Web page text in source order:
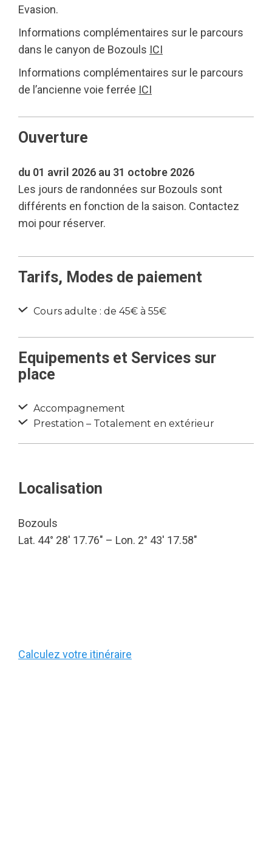
Evasion.
Informations complémentaires sur le parcours
dans le canyon de Bozouls ICI
Informations complémentaires sur le parcours
de l’ancienne voie ferrée ICI
Ouverture
du 01 avril 2026 au 31 octobre 2026
Les jours de randonnées sur Bozouls sont
différents en fonction de la saison. Contactez
moi pour réserver.
Tarifs, Modes de paiement
Cours adulte : de 45€ à 55€
Equipements et Services sur
place
Accompagnement
Prestation – Totalement en extérieur
Localisation
Bozouls
Lat. 44° 28′ 17.76″ – Lon. 2° 43′ 17.58″
Calculez votre itinéraire